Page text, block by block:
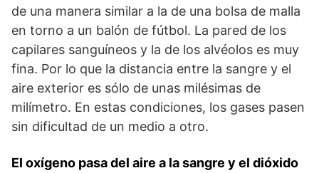
de una manera similar a la de una bolsa de malla
en torno a un balón de fútbol. La pared de los
capilares sanguíneos y la de los alvéolos es muy
fina. Por lo que la distancia entre la sangre y el
aire exterior es sólo de unas milésimas de
milímetro. En estas condiciones, los gases pasen
sin dificultad de un medio a otro.
El oxígeno pasa del aire a la sangre y el dióxido